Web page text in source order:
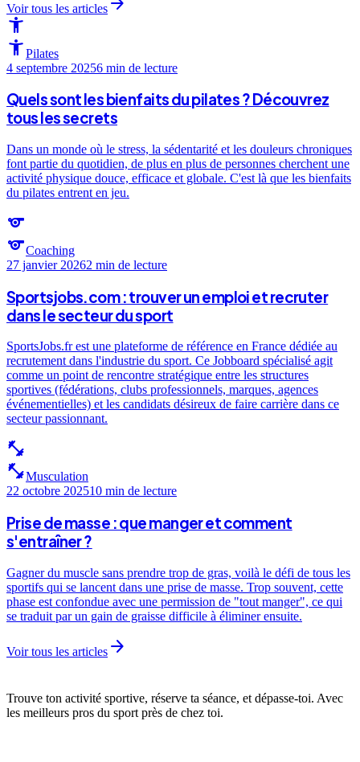
Voir tous les articles
accessibility_new
accessibility_newPilates
4 septembre 20256 min de lecture
Quels sont les bienfaits du pilates ? Découvrez
tous les secrets
Dans un monde où le stress, la sédentarité et les douleurs chroniques
font partie du quotidien, de plus en plus de personnes cherchent une
activité physique douce, efficace et globale. C'est là que les bienfaits
du pilates entrent en jeu.
sports
sportsCoaching
27 janvier 20262 min de lecture
Sportsjobs.com : trouver un emploi et recruter
dans le secteur du sport
SportsJobs.fr est une plateforme de référence en France dédiée au
recrutement dans l'industrie du sport. Ce Jobboard spécialisé agit
comme un point de rencontre stratégique entre les structures
sportives (fédérations, clubs professionnels, marques, agences
événementielles) et les candidats désireux de faire carrière dans ce
secteur passionnant.
fitness_center
fitness_centerMusculation
22 octobre 202510 min de lecture
Prise de masse : que manger et comment
s'entraîner ?
Gagner du muscle sans prendre trop de gras, voilà le défi de tous les
sportifs qui se lancent dans une prise de masse. Trop souvent, cette
phase est confondue avec une permission de "tout manger", ce qui
se traduit par un gain de graisse difficile à éliminer ensuite.
Voir tous les articles arrow_forward
Trouve ton activité sportive, réserve ta séance, et dépasse-toi. Avec
les meilleurs pros du sport près de chez toi.